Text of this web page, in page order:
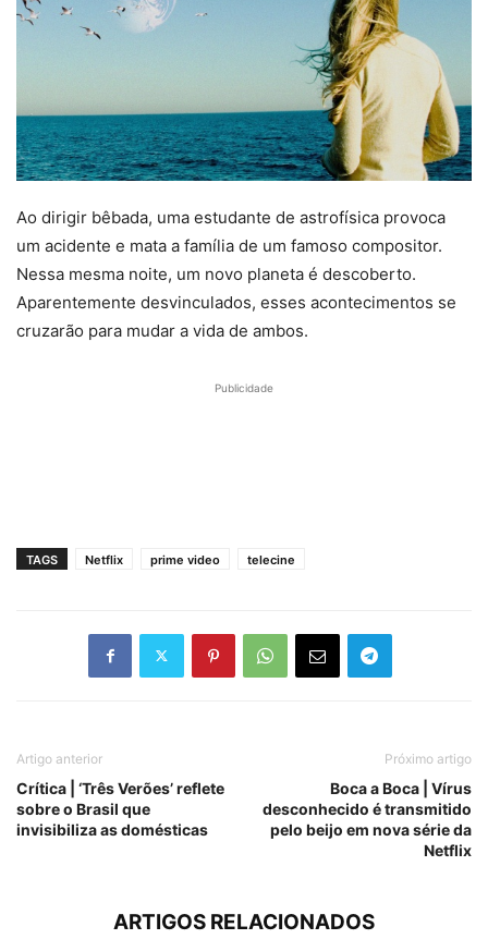
Ao dirigir bêbada, uma estudante de astrofísica provoca
um acidente e mata a família de um famoso compositor.
Nessa mesma noite, um novo planeta é descoberto.
Aparentemente desvinculados, esses acontecimentos se
cruzarão para mudar a vida de ambos.
Publicidade
TAGS Netflix prime video telecine
Artigo anterior
Crítica | ‘Três Verões’ reflete
sobre o Brasil que
invisibiliza as domésticas
Próximo artigo
Boca a Boca | Vírus
desconhecido é transmitido
pelo beijo em nova série da
Netflix
ARTIGOS RELACIONADOS